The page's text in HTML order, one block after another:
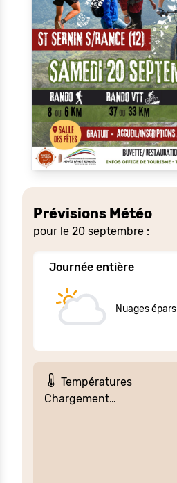
Prévisions Météo
pour le 20 septembre :
Journée entière
Nuages épars
Températures
Chargement…